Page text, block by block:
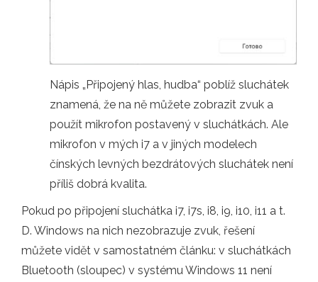
Nápis „Připojený hlas, hudba“ poblíž sluchátek
znamená, že na ně můžete zobrazit zvuk a
použít mikrofon postavený v sluchátkách. Ale
mikrofon v mých i7 a v jiných modelech
čínských levných bezdrátových sluchátek není
příliš dobrá kvalita.
Pokud po připojení sluchátka i7, i7s, i8, i9, i10, i11 a t.
D. Windows na nich nezobrazuje zvuk, řešení
můžete vidět v samostatném článku: v sluchátkách
Bluetooth (sloupec) v systému Windows 11 není